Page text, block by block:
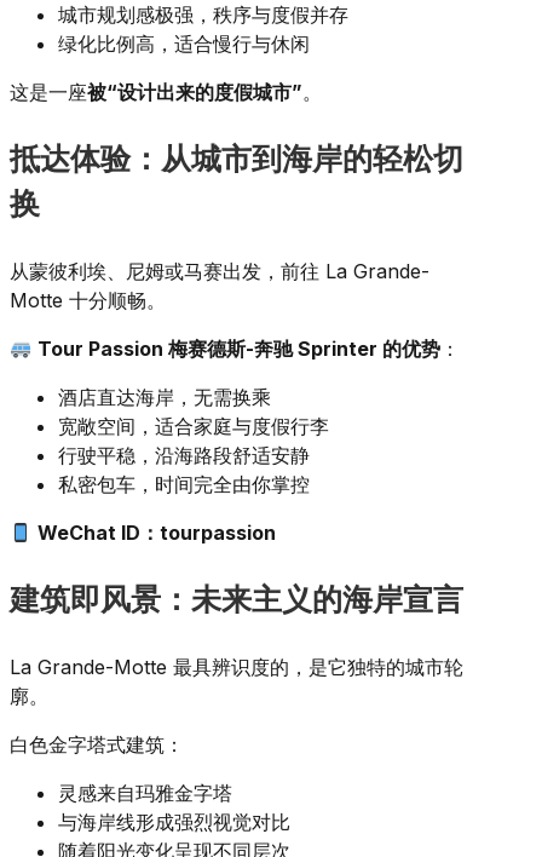
城市规划感极强，秩序与度假并存
绿化比例高，适合慢行与休闲
这是一座被“设计出来的度假城市”。
抵达体验：从城市到海岸的轻松切
换
从蒙彼利埃、尼姆或马赛出发，前往 La Grande-
Motte 十分顺畅。
Tour Passion 梅赛德斯-奔驰 Sprinter 的优势 ：
酒店直达海岸，无需换乘
宽敞空间，适合家庭与度假行李
行驶平稳，沿海路段舒适安静
私密包车，时间完全由你掌控
WeChat ID：tourpassion
建筑即风景：未来主义的海岸宣言
La Grande-Motte 最具辨识度的，是它独特的城市轮
廓。
白色金字塔式建筑：
灵感来自玛雅金字塔
与海岸线形成强烈视觉对比
随着阳光变化呈现不同层次